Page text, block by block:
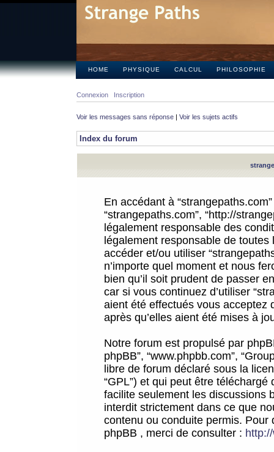
HOME PHYSIQUE CALCUL PHILOSOPHIE
Connexion Inscription
Voir les messages sans réponse | Voir les sujets actifs
Index du forum
En accédant à
“strangepaths.com”, “http://
légalement responsable des
légalement responsable de
accéder et/ou utiliser
n’importe quel moment et nous
bien qu’il soit prudent de passer
car si vous continuez d’utiliser
aient été effectués vous acceptez
après qu’elles aient été mises à
Notre forum est propulsé par
phpBB”, “www.phpbb.com”,
libre de forum déclaré sous la
“GPL”) et qui peut être téléchargé
facilite seulement les discussions
interdit strictement dans ce que
contenu ou conduite permis.
phpBB , merci de consulter :